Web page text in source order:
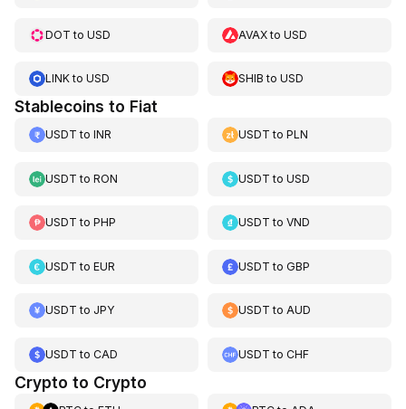
DOT to USD AVAXtoUSD
LINKto USD SHIB toUSD
Stablecoins to Fiat
USDT to INR USDT toPLN
USDT to RON USDT toUSD
USDT to PHP USDT toVND
USDT to EUR USDT toGBP
USDT to JPY USDT toAUD
USDT to CAD USDT toCHF
Crypto to Crypto